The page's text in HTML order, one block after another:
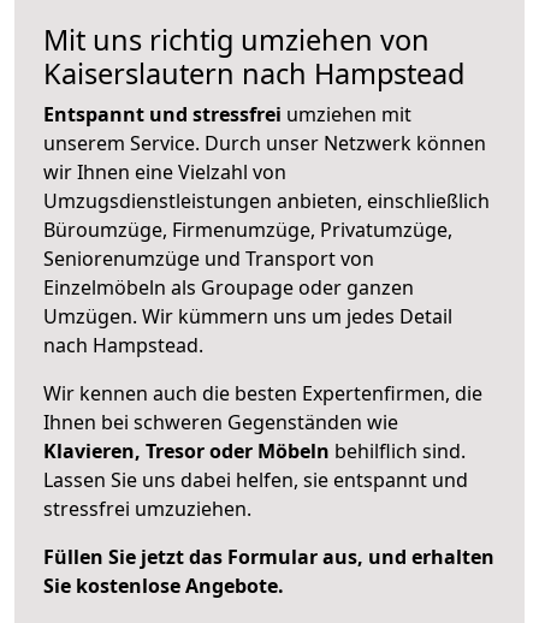
Mit uns richtig umziehen von
Kaiserslautern nach Hampstead
Entspannt und stressfrei umziehen mit
unserem Service. Durch unser Netzwerk können
wir Ihnen eine Vielzahl von
Umzugsdienstleistungen anbieten, einschließlich
Büroumzüge, Firmenumzüge, Privatumzüge,
Seniorenumzüge und Transport von
Einzelmöbeln als Groupage oder ganzen
Umzügen. Wir kümmern uns um jedes Detail
nach Hampstead.
Wir kennen auch die besten Expertenfirmen, die
Ihnen bei schweren Gegenständen wie
Klavieren, Tresor oder Möbeln behilflich sind.
Lassen Sie uns dabei helfen, sie entspannt und
stressfrei umzuziehen.
Füllen Sie jetzt das Formular aus, und erhalten
Sie kostenlose Angebote.